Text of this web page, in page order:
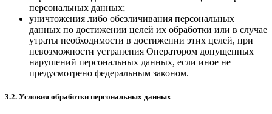
персональных данных;
уничтожения либо обезличивания персональных
данных по достижении целей их обработки или в случае
утраты необходимости в достижении этих целей, при
невозможности устранения Оператором допущенных
нарушений персональных данных, если иное не
предусмотрено федеральным законом.
3.2. Условия обработки персональных данных